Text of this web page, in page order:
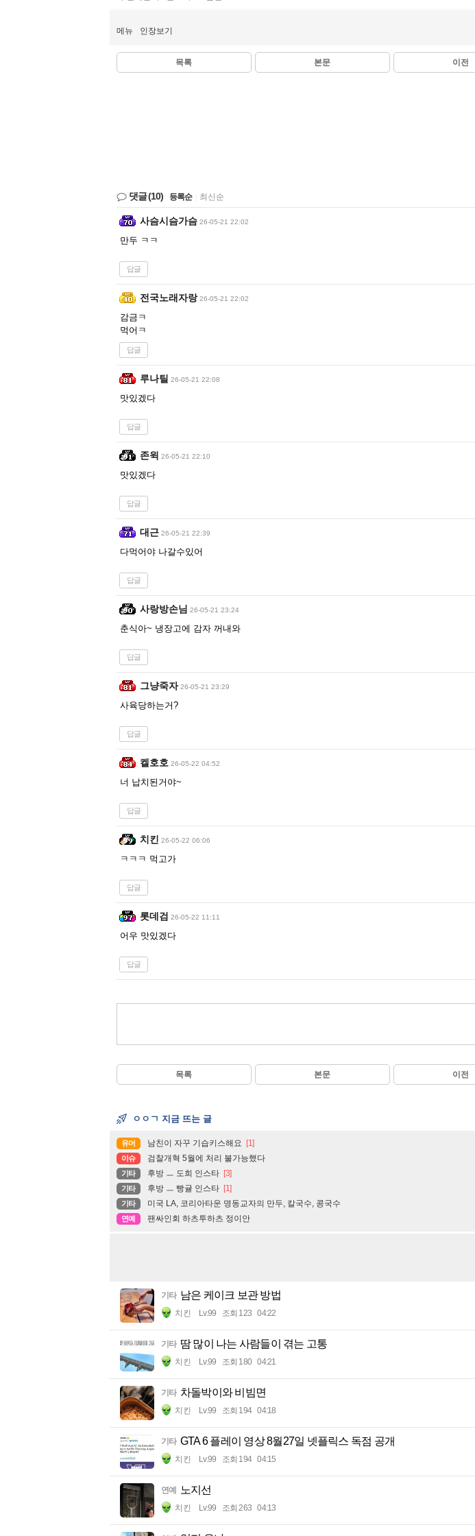
메뉴 인장보기
목록 본문 이전
댓글(10) 등록순 최신순
사슴시슴가슴 26-05-21 22:02
만두 ㅋㅋ
답글
전국노래자랑 26-05-21 22:02
감금ㅋ
먹어ㅋ
답글
루나틸 26-05-21 22:08
맛있겠다
답글
존윅 26-05-21 22:10
맛있겠다
답글
대근 26-05-21 22:39
다먹어야 나갈수있어
답글
사랑방손님 26-05-21 23:24
춘식아~ 냉장고에 감자 꺼내와
답글
그냥죽자 26-05-21 23:29
사육당하는거?
답글
켈호호 26-05-22 04:52
너 납치된거야~
답글
치킨 26-05-22 06:06
ㅋㅋㅋ 먹고가
답글
롯데검 26-05-22 11:11
어우 맛있겠다
답글
목록 본문 이전
ㅇㅇㄱ 지금 뜨는 글
유머 남친이 자꾸 기습키스해요 [1]
이슈 검찰개혁 5월에 처리 불가능했다
기타 후방 ㅡ 도희 인스타 [3]
기타 후방 ㅡ 빵귤 인스타 [1]
기타 미국 LA, 코리아타운 명동교자의 만두, 칼국수, 콩국수
연예 팬싸인회 하츠투하츠 정이안
기타 남은 케이크 보관 방법
치킨 Lv.99 조회 123 04:22
기타 땀 많이 나는 사람들이 겪는 고통
치킨 Lv.99 조회 180 04:21
기타 차돌박이와 비빔면
치킨 Lv.99 조회 194 04:18
기타 GTA 6 플레이 영상 8월27일 넷플릭스 독점 공개
치킨 Lv.99 조회 194 04:15
연예 노지선
치킨 Lv.99 조회 263 04:13